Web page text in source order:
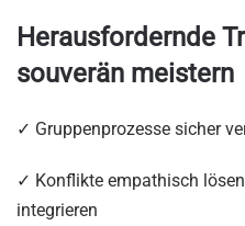
Herausfordernde
souverän meistern
✓ Gruppenprozesse sicher
✓ Konflikte empathisch
integrieren